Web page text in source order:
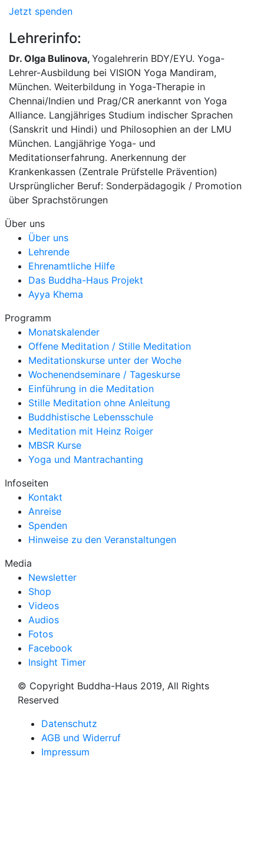
Jetzt spenden
Lehrerinfo:
Dr. Olga Bulinova, Yogalehrerin BDY/EYU. Yoga-
Lehrer-Ausbildung bei VISION Yoga Mandiram,
München. Weiterbildung in Yoga-Therapie in
Chennai/Indien und Prag/CR anerkannt von Yoga
Alliance. Langjähriges Studium indischer Sprachen
(Sanskrit und Hindi) und Philosophien an der LMU
München. Langjährige Yoga- und
Meditationserfahrung. Anerkennung der
Krankenkassen (Zentrale Prüfstelle Prävention)
Ursprünglicher Beruf: Sonderpädagogik / Promotion
über Sprachstörungen
Über uns
Über uns
Lehrende
Ehrenamtliche Hilfe
Das Buddha-Haus Projekt
Ayya Khema
Programm
Monatskalender
Offene Meditation / Stille Meditation
Meditationskurse unter der Woche
Wochenendseminare / Tageskurse
Einführung in die Meditation
Stille Meditation ohne Anleitung
Buddhistische Lebensschule
Meditation mit Heinz Roiger
MBSR Kurse
Yoga und Mantrachanting
Infoseiten
Kontakt
Anreise
Spenden
Hinweise zu den Veranstaltungen
Media
Newsletter
Shop
Videos
Audios
Fotos
Facebook
Insight Timer
© Copyright Buddha-Haus 2019, All Rights
Reserved
Datenschutz
AGB und Widerruf
Impressum